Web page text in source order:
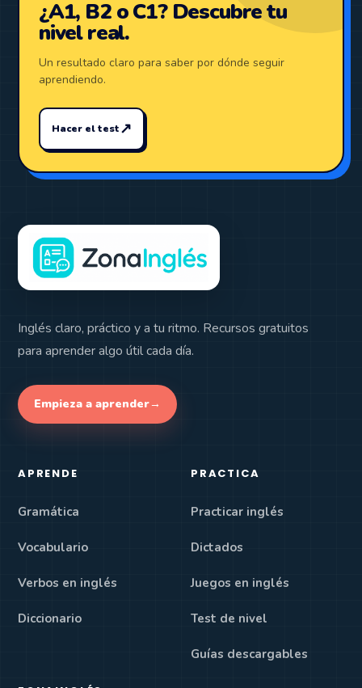
¿A1, B2 o C1? Descubre tu
nivel real.
Un resultado claro para saber por dónde seguir
aprendiendo.
Hacer el test↗
Inglés claro, práctico y a tu ritmo. Recursos gratuitos
para aprender algo útil cada día.
Empieza a aprender→
APRENDE
Gramática
Vocabulario
Verbos en inglés
Diccionario
PRACTICA
Practicar inglés
Dictados
Juegos en inglés
Test de nivel
Guías descargables